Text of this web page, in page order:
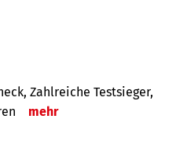
Zahlreiche Testsieger,
mehr